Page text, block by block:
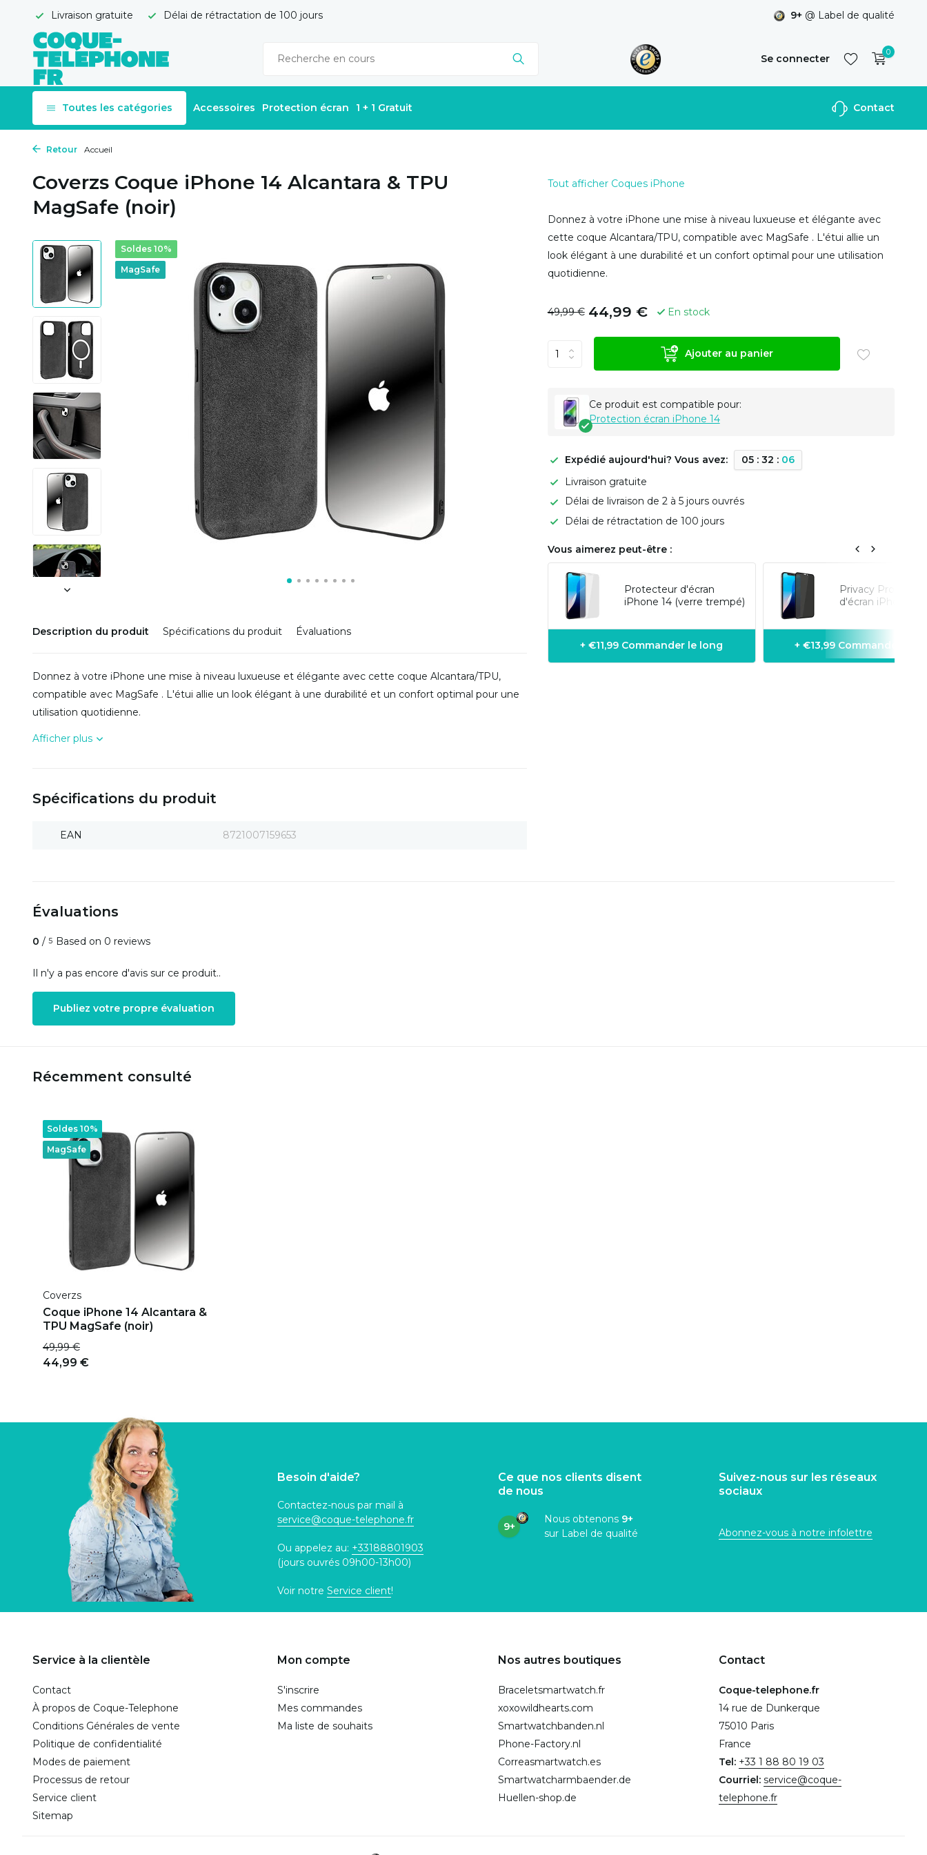
Livraison gratuite Délai de rétractation de 100 jours 9+ @ Label de qualité
Se connecter
S'inscrire
0
Toutes les catégories Accessoires Protection écran 1 + 1 Gratuit Contact
Retour Accueil
Coverzs Coque iPhone 14 Alcantara & TPU
MagSafe (noir)
Soldes 10%
MagSafe
Description du produit Spécifications du produit Évaluations
Donnez à votre iPhone une mise à niveau luxueuse et élégante avec cette coque Alcantara/TPU,
compatible avec MagSafe . L'étui allie un look élégant à une durabilité et un confort optimal pour une
utilisation quotidienne.
Afficher plus
Spécifications du produit
EAN 8721007159653
Tout afficher Coques iPhone
Donnez à votre iPhone une mise à niveau luxueuse et élégante avec
cette coque Alcantara/TPU, compatible avec MagSafe . L'étui allie un
look élégant à une durabilité et un confort optimal pour une utilisation
quotidienne.
49,99 € 44,99 € En stock
Ajouter au panier
Ce produit est compatible pour:
Protection écran iPhone 14
Expédié aujourd'hui? Vous avez: 05: 32 : 06
Livraison gratuite
Délai de livraison de 2 à 5 jours ouvrés
Délai de rétractation de 100 jours
Vous aimerez peut-être :
Protecteur d'écran
iPhone 14 (verre trempé)
+ €11,99 Commander le long
Privacy
d'écran iPhone 14
+ €13,99 Commander le
Évaluations
0 / 5 Based on 0 reviews
Il n'y a pas encore d'avis sur ce produit..
Publiez votre propre évaluation
Récemment consulté
MagSafe
Soldes 10%
Coverzs
Coque iPhone 14 Alcantara &
TPU MagSafe (noir)
49,99 €
44,99 €
Besoin d'aide?
Contactez-nous par mail à
service@coque-telephone.fr
Ou appelez au: +33188801903
(jours ouvrés 09h00-13h00)
Voir notre Service client!
Ce que nos clients disent
de nous
9+
Nous obtenons 9+
sur Label de qualité
Suivez-nous sur les réseaux
sociaux
Abonnez-vous à notre infolettre
Service à la clientèle
Contact
À propos de Coque-Telephone
Conditions Générales de vente
Politique de confidentialité
Modes de paiement
Processus de retour
Service client
Sitemap
Mon compte
S'inscrire
Mes commandes
Ma liste de souhaits
Nos autres boutiques
Braceletsmartwatch.fr
xoxowildhearts.com
Smartwatchbanden.nl
Phone-Factory.nl
Correasmartwatch.es
Smartwatcharmbaender.de
Huellen-shop.de
Contact
Coque-telephone.fr
14 rue de Dunkerque
75010 Paris
France
Tel: +33 1 88 80 19 03
Courriel: service@coque-
telephone.fr